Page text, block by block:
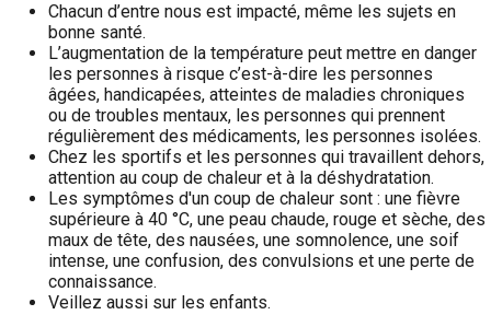
Chacun d’entre nous est impacté, même les sujets en
bonne santé.
L’augmentation de la température peut mettre en danger
les personnes à risque c’est-à-dire les personnes
âgées, handicapées, atteintes de maladies chroniques
ou de troubles mentaux, les personnes qui prennent
régulièrement des médicaments, les personnes isolées.
Chez les sportifs et les personnes qui travaillent dehors,
attention au coup de chaleur et à la déshydratation.
Les symptômes d'un coup de chaleur sont : une fièvre
supérieure à 40 °C, une peau chaude, rouge et sèche, des
maux de tête, des nausées, une somnolence, une soif
intense, une confusion, des convulsions et une perte de
connaissance.
Veillez aussi sur les enfants.